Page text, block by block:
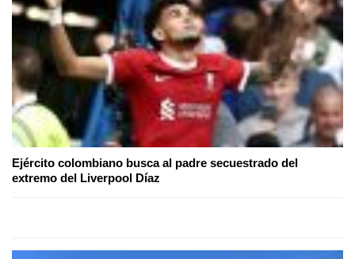
Ejército colombiano busca al padre secuestrado del
extremo del Liverpool Díaz